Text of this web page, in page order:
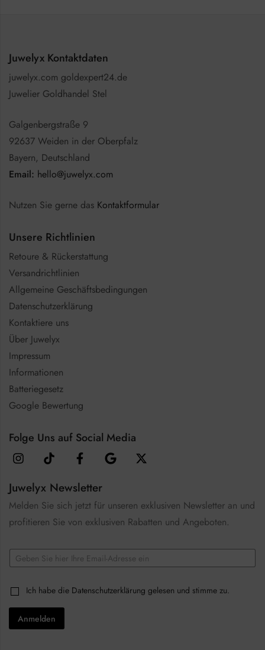
Juwelyx Kontaktdaten
juwelyx.com goldexpert24.de
Juwelier Goldhandel Stel
Galgenbergstraße 9
92637 Weiden in der Oberpfalz
Bayern, Deutschland
Email: hello@juwelyx.com
Nutzen Sie gerne das Kontaktformular
Unsere Richtlinien
Retoure & Rückerstattung
Versandrichtlinien
Allgemeine Geschäftsbedingungen
Datenschutzerklärung
Kontaktiere uns
Über Juwelyx
Impressum
Informationen
Batteriegesetz
Google Bewertung
Folge Uns auf Social Media
Juwelyx Newsletter
Melden Sie sich jetzt für unseren exklusiven Newsletter an und
profitieren Sie von exklusiven Rabatten und Angeboten.
h
c
k
b
x
E
m
lC
h
e
k
Ich habe die Datenschutzerklärung gelesen und stimme zu.
Anmelden